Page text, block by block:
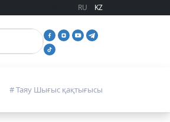
RU KZ
# Таяу Шығыс қақтығысы